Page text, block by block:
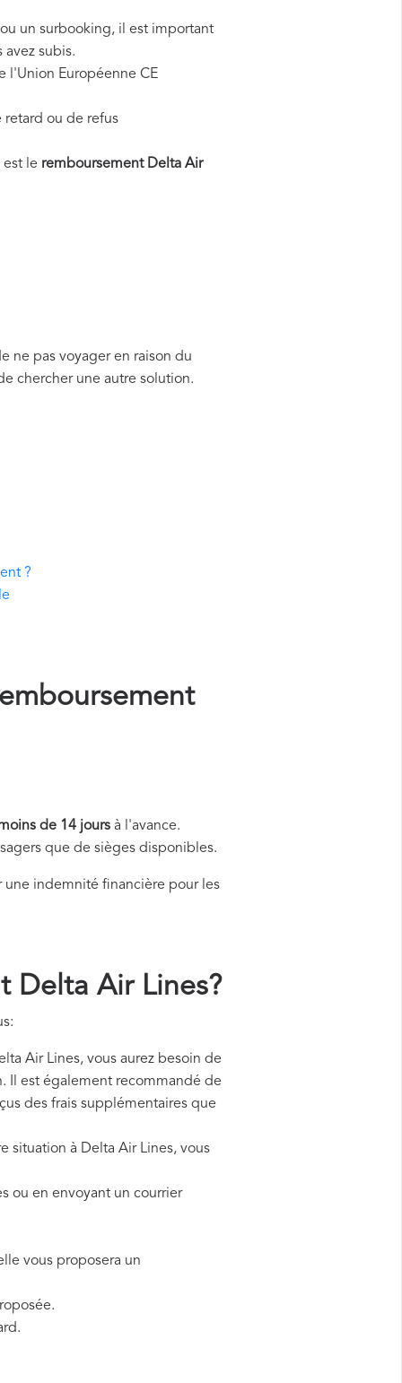
un surbooking, il est important
subis.
l'Union Européenne CE
retard ou de refus
le remboursement Delta Air
ne pas voyager en raison du
chercher une autre solution.
?
de 14 jours à l'avance.
que de sièges disponibles.
indemnité financière pour les
Delta Air Lines?
Air Lines, vous aurez besoin de
Il est également recommandé de
des frais supplémentaires que
situation à Delta Air Lines, vous
ou en envoyant un courrier
vous proposera un